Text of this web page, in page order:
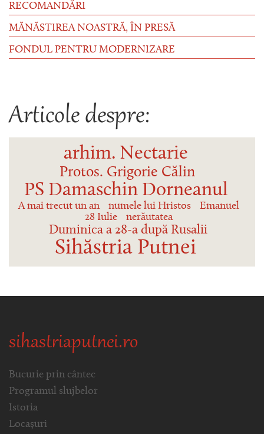
RECOMANDĂRI
MĂNĂSTIREA NOASTRĂ, ÎN PRESĂ
FONDUL PENTRU MODERNIZARE
Articole despre:
arhim. Nectarie
Protos. Grigorie Călin
PS Damaschin Dorneanul
A mai trecut un an numele lui Hristos
Emanuel
28 Iulie
nerăutatea
Duminica a 28-a după Rusalii
Sihăstria Putnei
sihastriaputnei.ro
Bucurie prin cântec
Programul slujbelor
Istoria
Locașuri